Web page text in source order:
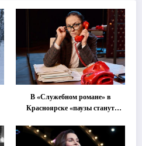
В «Служебном романе» в
Красноярске «паузы станут